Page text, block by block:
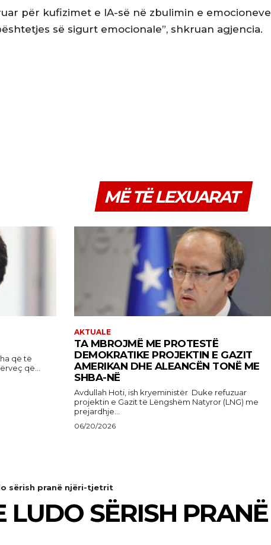
për kufizimet e IA-së në zbulimin e emocioneve
së sigurt emocionale”, shkruan agjencia.
MË TË LEXUARAT
që...
AKTUALE
TA MBROJMË ME PROTESTË
DEMOKRATIKE PROJEKTIN E GAZIT
AMERIKAN DHE ALEANCËN TONË ME
SHBA-NË
Avdullah Hoti, ish kryeministër Duke refuzuar
projektin e Gazit të Lëngshëm Natyror (LNG) me
prejardhje...
06/20/2026